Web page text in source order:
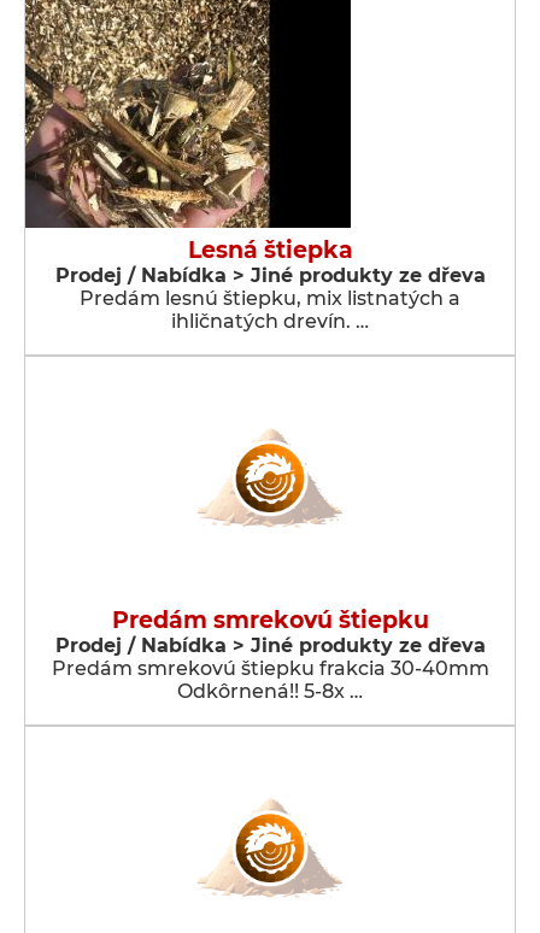
Lesná štiepka
Prodej / Nabídka > Jiné produkty ze dřeva
Predám lesnú štiepku, mix listnatých a
ihličnatých drevín. …
Predám smrekovú štiepku
Prodej / Nabídka > Jiné produkty ze dřeva
Predám smrekovú štiepku frakcia 30-40mm
Odkôrnená!! 5-8x …